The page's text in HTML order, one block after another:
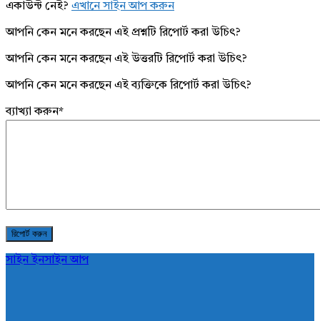
একাউন্ট নেই? এখানে সাইন আপ করুন
আপনি কেন মনে করছেন এই প্রশ্নটি রিপোর্ট করা উচিৎ?
আপনি কেন মনে করছেন এই উত্তরটি রিপোর্ট করা উচিৎ?
আপনি কেন মনে করছেন এই ব্যক্তিকে রিপোর্ট করা উচিৎ?
ব্যাখ্যা করুন*
সাইন ইনসাইন আপ